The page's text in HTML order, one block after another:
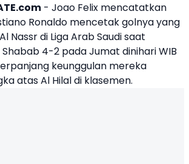
- Joao Felix mencatatkan
Ronaldo mencetak golnya yang
Al Nassrdi Liga Arab Saudi saat
Shabab 4-2 pada Jumat dinihari WIB
keunggulan mereka
atas Al Hilal di klasemen.